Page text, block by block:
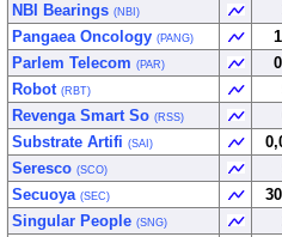
NBI Bearings (NBI)
Pangaea Oncology (PANG)
Parlem Telecom (PAR)
Robot (RBT)
Revenga Smart So (RSS)
Substrate Artifi (SAI)
Seresco (SCO)
Secuoya (SEC)
Singular People (SNG)